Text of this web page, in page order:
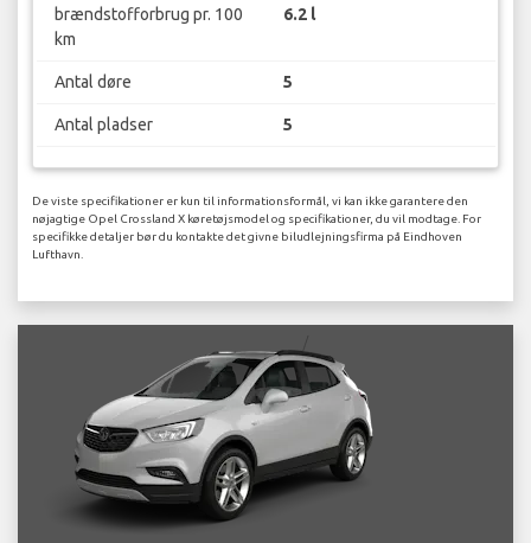
brændstofforbrug pr. 100
km
6.2 l
Antal døre 5
Antal pladser 5
De viste specifikationer er kun til informationsformål, vi kan ikke garantere den
nøjagtige Opel Crossland X køretøjsmodel og specifikationer, du vil modtage. For
specifikke detaljer bør du kontakte det givne biludlejningsfirma på Eindhoven
Lufthavn.